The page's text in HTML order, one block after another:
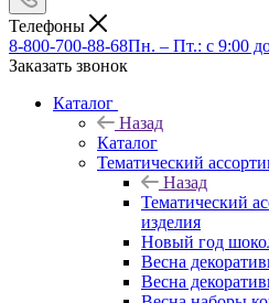
Телефоны
8-800-700-88-68Пн. – Пт.: с 9:00
Заказать звонок
Каталог
Назад
Каталог
Тематический
Назад
Тематический
изделия
Новый год
Весна
Весна